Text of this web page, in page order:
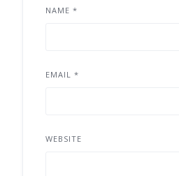
NAME *
EMAIL *
WEBSITE